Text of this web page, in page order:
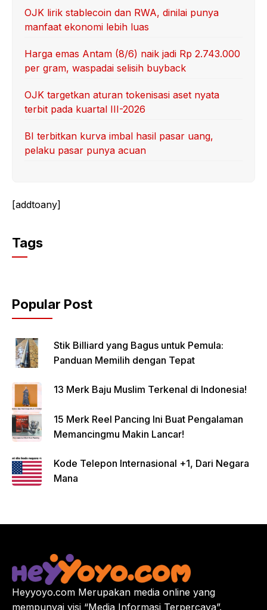
OJK lirik stablecoin dan RWA, dinilai punya
manfaat ekonomi lebih luas
Harga emas Antam (8/6) naik jadi Rp 2.743.000
per gram, waspadai selisih buyback
OJK targetkan aturan tokenisasi aset nyata
terbit pada kuartal III-2026
BI terbitkan kurva imbal hasil pasar uang,
pelaku pasar punya acuan
[addtoany]
Tags
Popular Post
Stik Billiard yang Bagus untuk Pemula:
Panduan Memilih dengan Tepat
13 Merk Baju Muslim Terkenal di Indonesia!
15 Merk Reel Pancing Ini Buat Pengalaman
Memancingmu Makin Lancar!
Kode Telepon Internasional +1, Dari Negara
Mana
Heyyoyo.com Merupakan media online yang
mempunyai visi “Media Informasi Terpercaya”.